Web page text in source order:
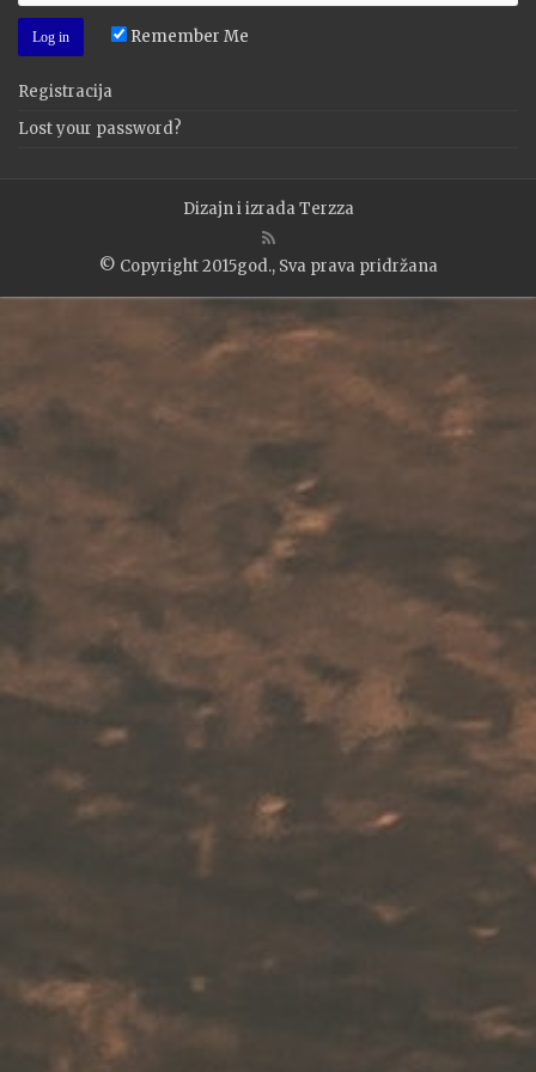
Remember Me
Registracija
Lost your password?
Dizajn i izradaTerzza
© Copyright 2015god., Sva prava pridržana